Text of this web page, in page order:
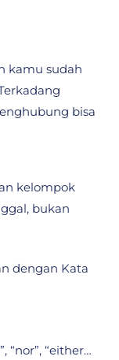
kamu sudah
bisa
kelompok
bukan
dengan Kata
“nor”, “either…